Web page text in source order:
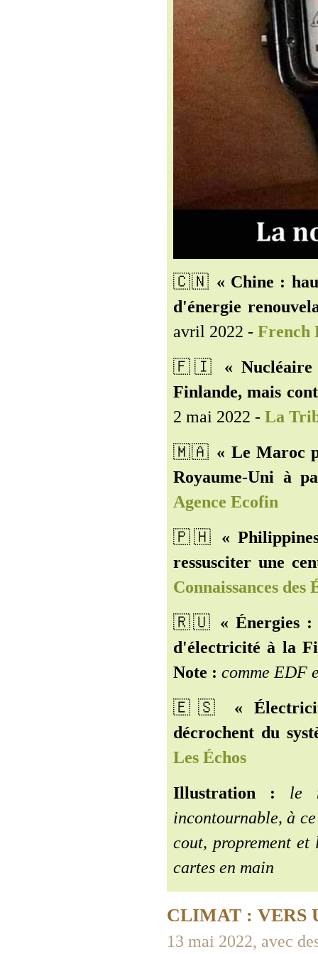
🇨🇳️ « Chine :
d'énergie
avril 2022 - French
🇫🇮 «
Finlande, mais
2 mai 2022 - La
🇲🇦 « Le Maroc
Royaume-Uni à
Agence Ecofin
🇵🇭 «
ressusciter une
Connaissances des
🇷🇺️ « Énergies :
d'électricité à la
Note : comme EDF
🇪🇸️ «
décrochent du
Les Échos
Illustration : le
incontournable, à
cout, proprement et
cartes en main
CLIMAT : VERS
13 mai 2022, avec